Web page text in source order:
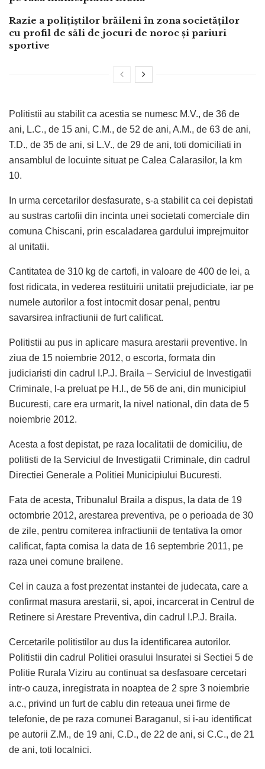
Razie a polițiștilor brăileni în zona societăților
cu profil de săli de jocuri de noroc și pariuri
sportive
Politistii au stabilit ca acestia se numesc M.V., de 36 de
ani, L.C., de 15 ani, C.M., de 52 de ani, A.M., de 63 de ani,
T.D., de 35 de ani, si L.V., de 29 de ani, toti domiciliati in
ansamblul de locuinte situat pe Calea Calarasilor, la km
10.
In urma cercetarilor desfasurate, s-a stabilit ca cei depistati
au sustras cartofii din incinta unei societati comerciale din
comuna Chiscani, prin escaladarea gardului imprejmuitor
al unitatii.
Cantitatea de 310 kg de cartofi, in valoare de 400 de lei, a
fost ridicata, in vederea restituirii unitatii prejudiciate, iar pe
numele autorilor a fost intocmit dosar penal, pentru
savarsirea infractiunii de furt calificat.
Politistii au pus in aplicare masura arestarii preventive. In
ziua de 15 noiembrie 2012, o escorta, formata din
judiciaristi din cadrul I.P.J. Braila – Serviciul de Investigatii
Criminale, l-a preluat pe H.I., de 56 de ani, din municipiul
Bucuresti, care era urmarit, la nivel national, din data de 5
noiembrie 2012.
Acesta a fost depistat, pe raza localitatii de domiciliu, de
politisti de la Serviciul de Investigatii Criminale, din cadrul
Directiei Generale a Politiei Municipiului Bucuresti.
Fata de acesta, Tribunalul Braila a dispus, la data de 19
octombrie 2012, arestarea preventiva, pe o perioada de 30
de zile, pentru comiterea infractiunii de tentativa la omor
calificat, fapta comisa la data de 16 septembrie 2011, pe
raza unei comune brailene.
Cel in cauza a fost prezentat instantei de judecata, care a
confirmat masura arestarii, si, apoi, incarcerat in Centrul de
Retinere si Arestare Preventiva, din cadrul I.P.J. Braila.
Cercetarile politistilor au dus la identificarea autorilor.
Politistii din cadrul Politiei orasului Insuratei si Sectiei 5 de
Politie Rurala Viziru au continuat sa desfasoare cercetari
intr-o cauza, inregistrata in noaptea de 2 spre 3 noiembrie
a.c., privind un furt de cablu din reteaua unei firme de
telefonie, de pe raza comunei Baraganul, si i-au identificat
pe autorii Z.M., de 19 ani, C.D., de 22 de ani, si C.C., de 21
de ani, toti localnici.